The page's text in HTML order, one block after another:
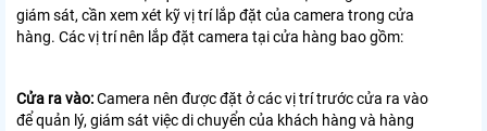
giám sát, cần xem xét kỹ vị trí lắp đặt của camera trong cửa
hàng. Các vị trí nên lắp đặt camera tại cửa hàng bao gồm:
Cửa ra vào:Camera nên được đặt ở các vị trí trước cửa ra vào
để quản lý, giám sát việc di chuyển của khách hàng và hàng